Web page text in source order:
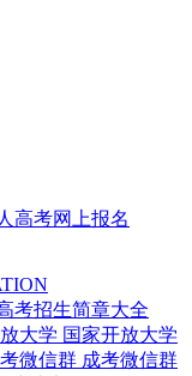
高考网上报名
考招生简章大全
国家开放大学
成考微信群